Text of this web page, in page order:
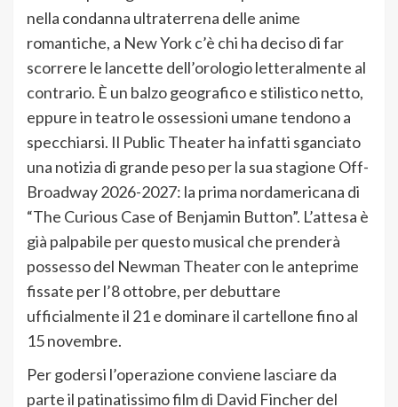
nella condanna ultraterrena delle anime
romantiche, a New York c’è chi ha deciso di far
scorrere le lancette dell’orologio letteralmente al
contrario. È un balzo geografico e stilistico netto,
eppure in teatro le ossessioni umane tendono a
specchiarsi. Il Public Theater ha infatti sganciato
una notizia di grande peso per la sua stagione Off-
Broadway 2026-2027: la prima nordamericana di
“The Curious Case of Benjamin Button”. L’attesa è
già palpabile per questo musical che prenderà
possesso del Newman Theater con le anteprime
fissate per l’8 ottobre, per debuttare
ufficialmente il 21 e dominare il cartellone fino al
15 novembre.
Per godersi l’operazione conviene lasciare da
parte il patinatissimo film di David Fincher del